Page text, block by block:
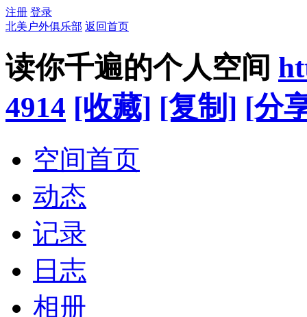
注册 登录
北美户外俱乐部 返回首页
读你千遍的个人空间
4914 [收藏] [复制] [分
空间首页
动态
记录
日志
相册